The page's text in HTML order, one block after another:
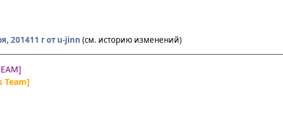
201411 гот u-jinn (см. историю изменений)
Team]